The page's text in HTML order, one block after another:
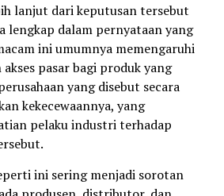
lanjut dari keputusan tersebut
lengkap dalam pernyataan yang
ini umumnya memengaruhi
pasar bagi produk yang
yang disebut secara
kekecewaannya, yang
pelaku industri terhadap
ini sering menjadi sorotan